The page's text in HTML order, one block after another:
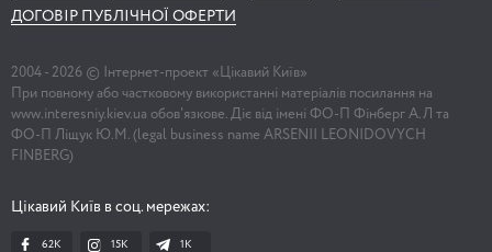
ДОГОВІР ПУБЛІЧНОЇ ОФЕРТИ
2004 - 2026 © Інтернет-проект «Цікавий Київ»
При повному або частковому використанні матеріалів посилання на
www.interesniy.kiev.ua обов'язкове. Діє від імені ФО-П Фінберг А.Л та
ФО-П Ліщук Ю.М. (legal business name ARSENII LEONIDOVYCH
FINBERG)
Цікавий Київ в соц. мережах:
62K 15K 1К